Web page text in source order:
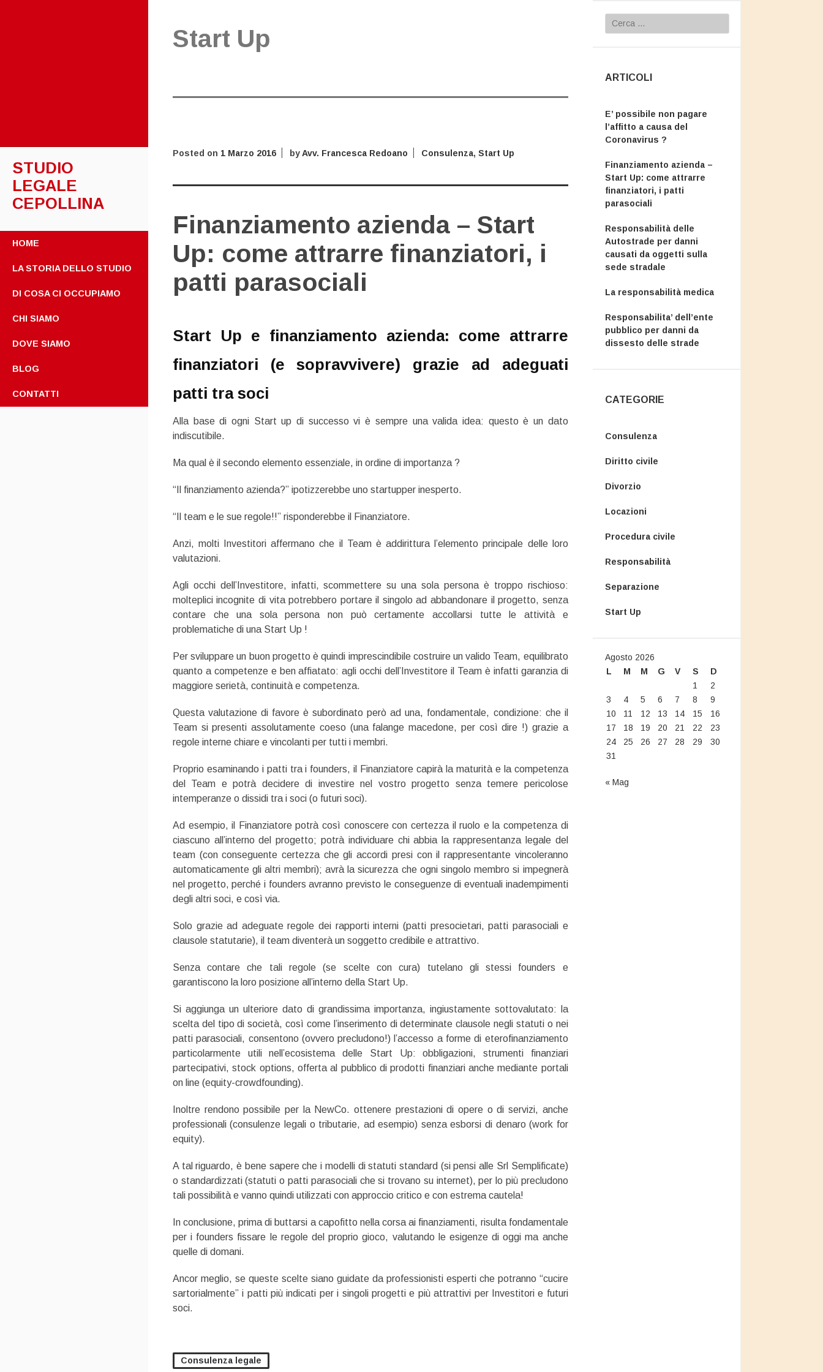
STUDIO
LEGALE
CEPOLLINA
HOME
LA STORIA DELLO STUDIO
DI COSA CI OCCUPIAMO
CHI SIAMO
DOVE SIAMO
BLOG
CONTATTI
Ricerca
per:
ARTICOLI
E’ possibile non pagare
l’affitto a causa del
Coronavirus ?
Finanziamento azienda –
Start Up: come attrarre
finanziatori, i patti
parasociali
Responsabilità delle
Autostrade per danni
causati da oggetti sulla
sede stradale
La responsabilità medica
Responsabilita’ dell’ente
pubblico per danni da
dissesto delle strade
CATEGORIE
Consulenza
Diritto civile
Divorzio
Locazioni
Procedura civile
Responsabilità
Separazione
Start Up
Agosto 2026
L
M M G V S
D
1
2
3
4 5 6 7 8
9
10
11 12 13 14 15
16
17
18 19 20 21 22
23
24
25 26 27 28 29
30
31
« Mag
Start Up
Posted on 1 Marzo 2016 byAvv. Francesca Redoano Consulenza, Start Up
Finanziamento azienda – Start
Up: come attrarre finanziatori, i
patti parasociali
Start Up e finanziamento azienda: come attrarre
finanziatori (e sopravvivere) grazie ad adeguati
patti tra soci
Alla base di ogni Start up di successo vi è sempre una valida idea: questo è un dato
indiscutibile.
Ma qual è il secondo elemento essenziale, in ordine di importanza ?
“Il finanziamento azienda?” ipotizzerebbe uno startupper inesperto.
“Il team e le sue regole!!” risponderebbe il Finanziatore.
Anzi, molti Investitori affermano che il Team è addirittura l’elemento principale delle loro
valutazioni.
Agli occhi dell’Investitore, infatti, scommettere su una sola persona è troppo rischioso:
molteplici incognite di vita potrebbero portare il singolo ad abbandonare il progetto, senza
contare che una sola persona non può certamente accollarsi tutte le attività e
problematiche di una Start Up !
Per sviluppare un buon progetto è quindi imprescindibile costruire un valido Team, equilibrato
quanto a competenze e ben affiatato: agli occhi dell’Investitore il Team è infatti garanzia di
maggiore serietà, continuità e competenza.
Questa valutazione di favore è subordinato però ad una, fondamentale, condizione: che il
Team si presenti assolutamente coeso (una falange macedone, per così dire !) grazie a
regole interne chiare e vincolanti per tutti i membri.
Proprio esaminando i patti tra i founders, il Finanziatore capirà la maturità e la competenza
del Team e potrà decidere di investire nel vostro progetto senza temere pericolose
intemperanze o dissidi tra i soci (o futuri soci).
Ad esempio, il Finanziatore potrà così conoscere con certezza il ruolo e la competenza di
ciascuno all’interno del progetto; potrà individuare chi abbia la rappresentanza legale del
team (con conseguente certezza che gli accordi presi con il rappresentante vincoleranno
automaticamente gli altri membri); avrà la sicurezza che ogni singolo membro si impegnerà
nel progetto, perché i founders avranno previsto le conseguenze di eventuali inadempimenti
degli altri soci, e così via.
Solo grazie ad adeguate regole dei rapporti interni (patti presocietari, patti parasociali e
clausole statutarie), il team diventerà un soggetto credibile e attrattivo.
Senza contare che tali regole (se scelte con cura) tutelano gli stessi founders e
garantiscono la loro posizione all’interno della Start Up.
Si aggiunga un ulteriore dato di grandissima importanza, ingiustamente sottovalutato: la
scelta del tipo di società, così come l’inserimento di determinate clausole negli statuti o nei
patti parasociali, consentono (ovvero precludono!) l’accesso a forme di eterofinanziamento
particolarmente utili nell’ecosistema delle Start Up: obbligazioni, strumenti finanziari
partecipativi, stock options, offerta al pubblico di prodotti finanziari anche mediante portali
on line (equity-crowdfounding).
Inoltre rendono possibile per la NewCo. ottenere prestazioni di opere o di servizi, anche
professionali (consulenze legali o tributarie, ad esempio) senza esborsi di denaro (work for
equity).
A tal riguardo, è bene sapere che i modelli di statuti standard (si pensi alle Srl Semplificate)
o standardizzati (statuti o patti parasociali che si trovano su internet), per lo più precludono
tali possibilità e vanno quindi utilizzati con approccio critico e con estrema cautela!
In conclusione, prima di buttarsi a capofitto nella corsa ai finanziamenti, risulta fondamentale
per i founders fissare le regole del proprio gioco, valutando le esigenze di oggi ma anche
quelle di domani.
Ancor meglio, se queste scelte siano guidate da professionisti esperti che potranno “cucire
sartorialmente” i patti più indicati per i singoli progetti e più attrattivi per Investitori e futuri
soci.
Consulenza legale